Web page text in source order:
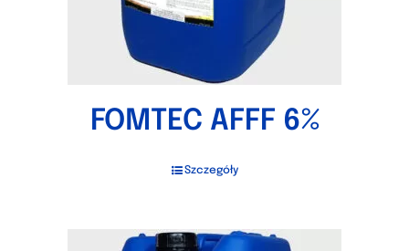
FOMTEC AFFF 6%
Szczegóły